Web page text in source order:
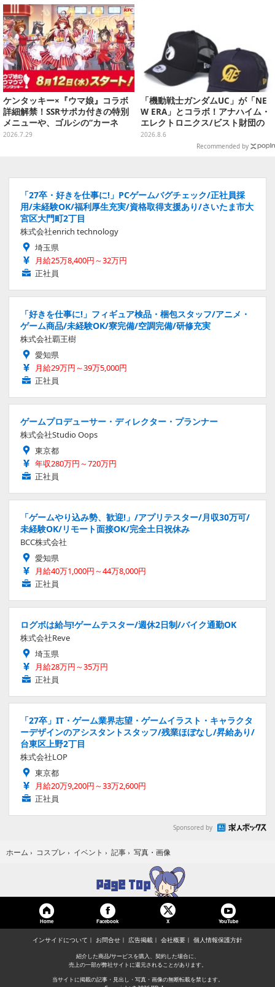
ケンタッキー×『ウマ娘』コラボ
詳細解禁！SSRサポカ付きの特別
メニューや、ゴルシの“カーネ
ル・サンダース衣装”がゲーム内
2026.7.29
「機動戦士ガンダムUC」が「NE
W ERA」とコラボ！アナハイム・
エレクトロニクス/ビスト財団の
キャップが予約開始
2026.8.6
Recommended by
「27卒・好きを仕事に!」PCゲームバグチェック/正社員採
用/未経験OK/福利厚生充実/資格取得支援あり/さいたま市大
宮区大門町2丁目
株式会社enrich technology
埼玉県
月給25万8,400円～32万円
正社員
「好きを仕事に!」フィギュア検品・梱包スタッフ/アニメ・
ゲーム商品/未経験OK/寮完備/空調完備/研修充実
株式会社覇王樹
愛知県
月給29万円～39万5,000円
正社員
ゲームプロデューサー・ディレクター・プランナー
株式会社Studio Oops
東京都
年収280万円～720万円
正社員
「ゲームやり込み勢、歓迎!」/アプリテスター/月収30万可/
未経験OK/リモート面接OK/完全土日祝休み
BCC株式会社
愛知県
月給40万1,000円～44万8,000円
正社員
ログボは給与!ゲームテスター/週休2日制/バイク通勤OK
株式会社Reve
埼玉県
月給28万円～35万円
正社員
「27卒」IT・ゲーム業界志望・ゲームイラスト・キャラクタ
ーデザインのアシスタントスタッフ/残業ほぼなし/昇給あり/
台東区上野2丁目
株式会社LOP
東京都
月給20万9,200円～33万2,600円
正社員
Sponsored by
ホーム › コスプレ › イベント › 記事 › 写真・画像
Home Facebook X YouTube
インサイドについて お問合せ 広告掲載 会社概要 個人情報保護方針
紹介した商品/サービスを購入、契約した場合に、
売上の一部が弊社サイトに還元されることがあります。
当サイトに掲載の記事・見出し・写真・画像の無断転載を禁じます。